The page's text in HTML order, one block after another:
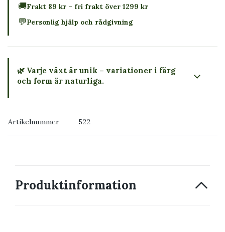
🚚Frakt 89 kr – fri frakt över 1299 kr
💬Personlig hjälp och rådgivning
🌿 Varje växt är unik – variationer i färg
och form är naturliga.
Artikelnummer 522
Produktinformation